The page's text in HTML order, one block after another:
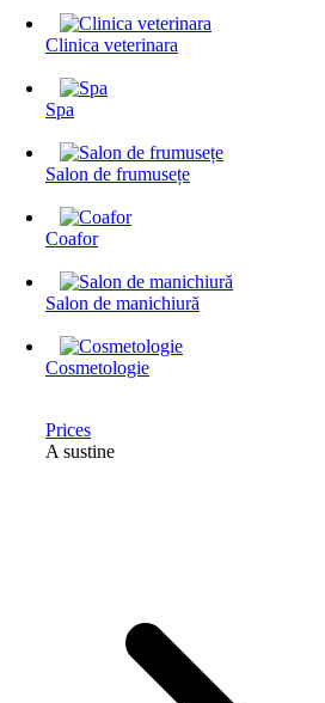
Clinica veterinara
Spa
Salon de frumusețe
Coafor
Salon de manichiură
Cosmetologie
Prices
A sustine